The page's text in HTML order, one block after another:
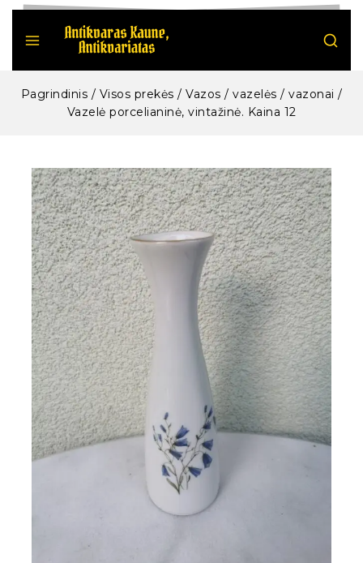
Pagrindinis / Visos prekės / Vazos / vazelės / vazonai /
Vazelė porcelianinė, vintažinė. Kaina 12